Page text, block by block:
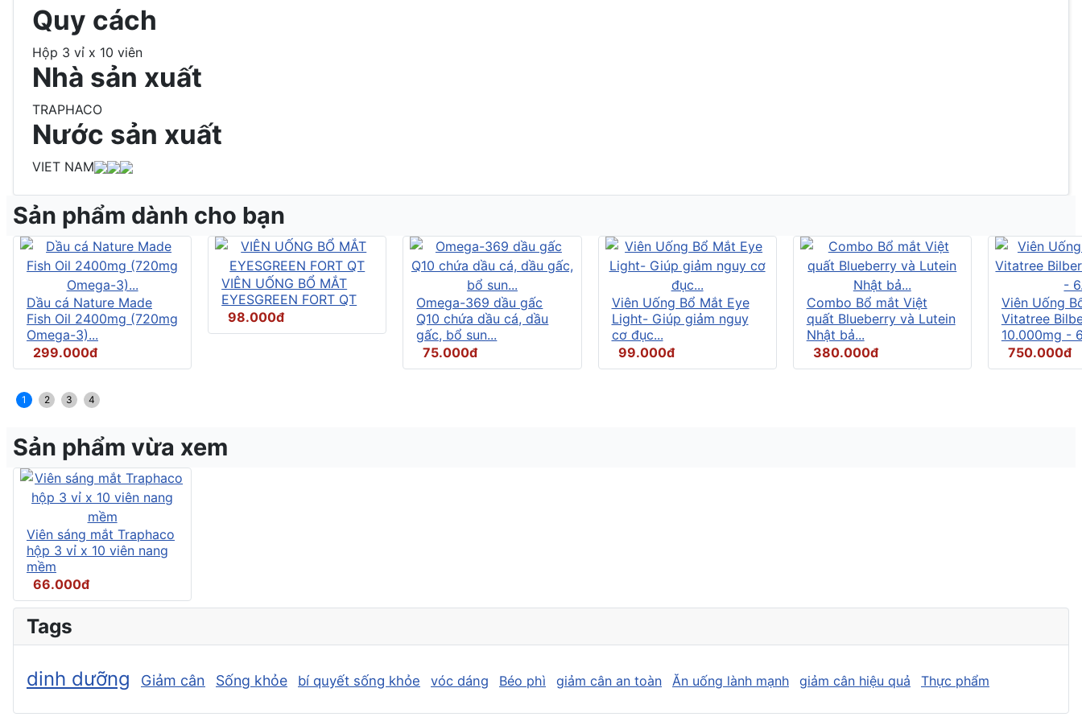
Quy cách
Hộp 3 vỉ x 10 viên
Nhà sản xuất
TRAPHACO
Nước sản xuất
VIET NAM
Sản phẩm dành cho bạn
Dầu cá Nature Made
Fish Oil 2400mg (720mg
Omega-3)...
299.000đ
VIÊN UỐNG BỔ MẮT
EYESGREEN FORT QT
98.000đ
Omega-369 dầu gấc
Q10 chứa dầu cá, dầu
gấc, bổ sun...
75.000đ
Viên Uống Bổ Mắt Eye
Light- Giúp giảm nguy
cơ đục...
99.000đ
Combo Bổ mắt Việt
quất Blueberry và Lutein
Nhật bả...
380.000đ
Viên Uống
Vitatree
10.000mg -
750.000đ
1 2 3 4
Sản phẩm vừa xem
Viên sáng mắt Traphaco
hộp 3 vỉ x 10 viên nang
mềm
66.000đ
Tags
dinh dưỡng Giảm cân Sống khỏe bí quyết sống khỏe vóc dáng Béo phì giảm cân an toàn Ăn uống lành mạnh giảm cân hiệu quả Thực phẩm